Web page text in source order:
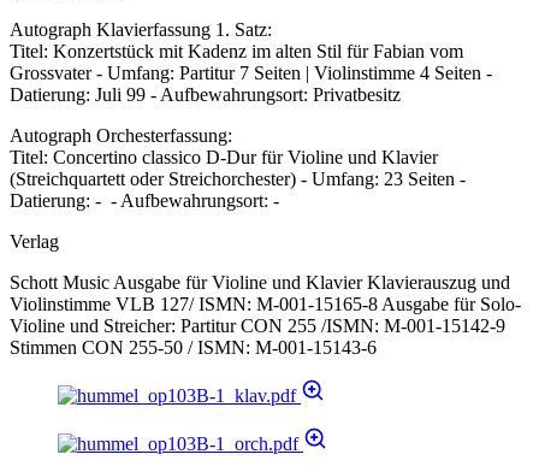
Autograph Klavierfassung 1. Satz:
Titel: Konzertstück mit Kadenz im alten Stil für Fabian vom
Grossvater - Umfang: Partitur 7 Seiten | Violinstimme 4 Seiten -
Datierung: Juli 99 - Aufbewahrungsort: Privatbesitz
Autograph Orchesterfassung:
Titel: Concertino classico D-Dur für Violine und Klavier
(Streichquartett oder Streichorchester) - Umfang: 23 Seiten -
Datierung: - - Aufbewahrungsort: -
Verlag
Schott Music Ausgabe für Violine und Klavier Klavierauszug und
Violinstimme VLB 127/ ISMN: M-001-15165-8 Ausgabe für Solo-
Violine und Streicher: Partitur CON 255 /ISMN: M-001-15142-9
Stimmen CON 255-50 / ISMN: M-001-15143-6